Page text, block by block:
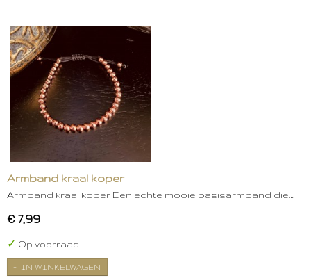
Armband kraal koper
Armband kraal koper Een echte mooie basisarmband die…
€ 7,99
✓ Op voorraad
IN WINKELWAGEN